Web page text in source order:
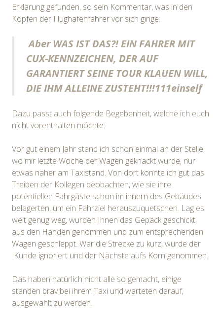
Erklärung gefunden, so sein Kommentar, was in den
Köpfen der Flughafenfahrer vor sich ginge:
Aber WAS IST DAS?! EIN FAHRER MIT
CUX-KENNZEICHEN, DER AUF
GARANTIERT SEINE TOUR KLAUEN WILL,
DIE IHM ALLEINE ZUSTEHT!!!111einself
Dazu passt auch folgende Begebenheit, welche ich euch
nicht vorenthalten möchte:
Vor gut einem Jahr stand ich schon einmal an der Stelle,
wo mir letzte Woche der Wagen geknackt wurde, nur
etwas näher am Taxistand. Von dort konnte ich gut das
Treiben der Kollegen beobachten, wie sie ihre
potentiellen Fahrgäste schon im innern des Gebäudes
belagerten, um ein Fahrziel herauszuquetschen. Lag es
weit genug weg, wurden Ihnen das Gepäck geschickt
aus den Händen genommen und zum entsprechenden
Wagen geschleppt. War die Strecke zu kurz, wurde der
Kunde ignoriert und der Nächste aufs Korn genommen.
Das haben natürlich nicht alle so gemacht, einige
standen brav bei ihrem Taxi und warteten darauf,
ausgewählt zu werden.